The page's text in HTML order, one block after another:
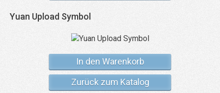
Yuan Upload Symbol
In den Warenkorb
Zurück zum Katalog